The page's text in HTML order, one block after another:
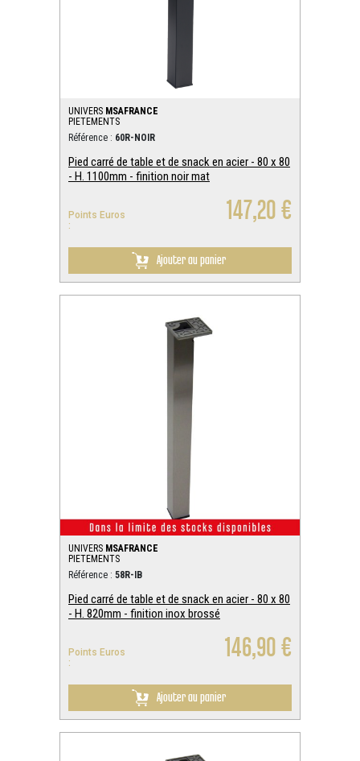
UNIVERS MSAFRANCE
PIETEMENTS
Référence : 60R-NOIR
Pied carré de table et de snack en acier - 80 x 80
- H. 1100mm - finition noir mat
Points Euros
:
147,20 €
Ajouter au panier
UNIVERS MSAFRANCE
PIETEMENTS
Référence : 58R-IB
Pied carré de table et de snack en acier - 80 x 80
- H. 820mm - finition inox brossé
Points Euros
:
146,90 €
Ajouter au panier